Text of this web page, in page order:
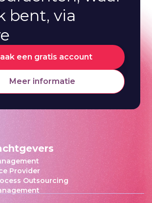
bent, via
een gratis account
Meer informatie
Provider
Outsourcing